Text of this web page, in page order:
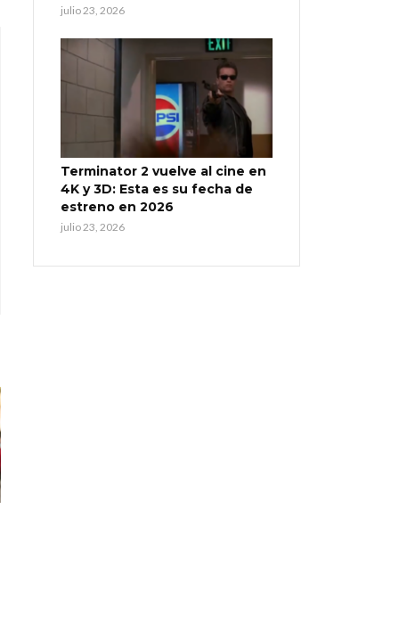
julio 23, 2026
Terminator 2 vuelve al cine en
4K y 3D: Esta es su fecha de
estreno en 2026
julio 23, 2026